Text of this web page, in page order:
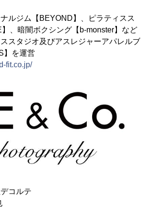
ルジム【BEYOND】、ピラティスス
、暗闇ボクシング【b-monster】など
スタジオ及びアスレジャーアパレルブ
】を運営
fit.co.jp/
コルテ